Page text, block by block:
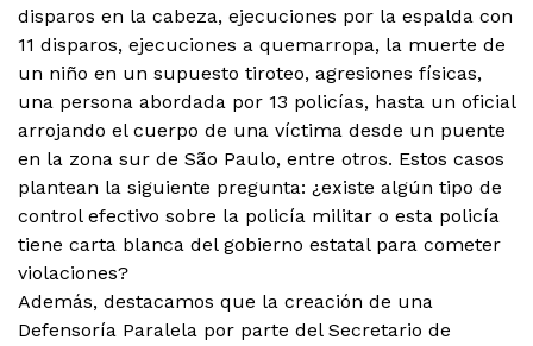
disparos en la cabeza, ejecuciones por la espalda con
11 disparos, ejecuciones a quemarropa, la muerte de
un niño en un supuesto tiroteo, agresiones físicas,
una persona abordada por 13 policías, hasta un oficial
arrojando el cuerpo de una víctima desde un puente
en la zona sur de São Paulo, entre otros. Estos casos
plantean la siguiente pregunta: ¿existe algún tipo de
control efectivo sobre la policía militar o esta policía
tiene carta blanca del gobierno estatal para cometer
violaciones?
Además, destacamos que la creación de una
Defensoría Paralela por parte del Secretario de